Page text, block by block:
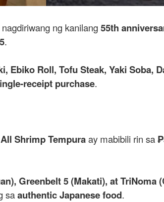
ng kanilang55th
.
Ebiko Roll, Tofu Steak, Yaki Soba,
receipt purchase.
All Shrimp Tempuraay mabibili rin sa
Greenbelt 5 (Makati), at TriNoma
saauthentic Japanese food.